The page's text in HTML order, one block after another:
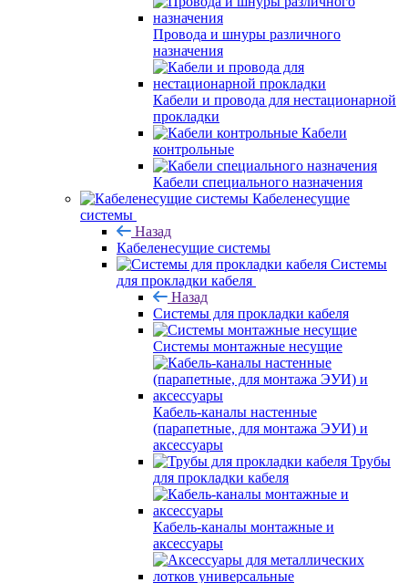
Провода и шнуры различного
назначения
Кабели и провода для нестационарной
прокладки
Кабели
контрольные
Кабели специального назначения
Кабеленесущие
системы
Назад
Кабеленесущие системы
Системы
для прокладки кабеля
Назад
Системы для прокладки кабеля
Системы монтажные несущие
Кабель-каналы настенные
(парапетные, для монтажа ЭУИ) и
аксессуары
Трубы
для прокладки кабеля
Кабель-каналы монтажные и
аксессуары